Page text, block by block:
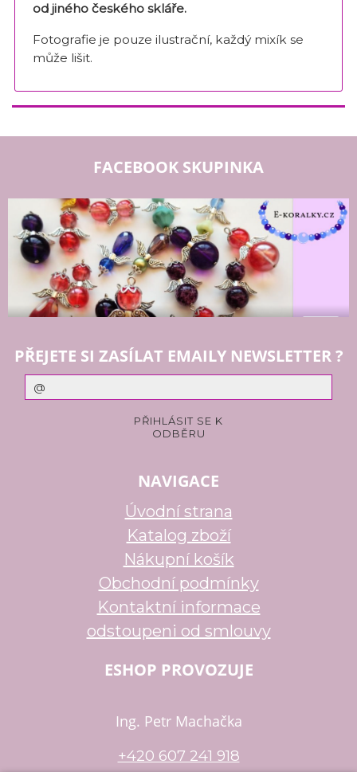
od jiného českého skláře.
Fotografie je pouze ilustrační, každý mixík se
může lišit.
FACEBOOK SKUPINKA
PŘEJETE SI ZASÍLAT EMAILY NEWSLETTER ?
NAVIGACE
Úvodní strana
Katalog zboží
Nákupní košík
Obchodní podmínky
Kontaktní informace
odstoupeni od smlouvy
ESHOP PROVOZUJE
Ing. Petr Machačka
+420 607 241 918